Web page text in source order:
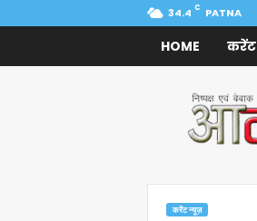
34.4 C PATNA
HOME
Samachar
करेंट न्यूज़